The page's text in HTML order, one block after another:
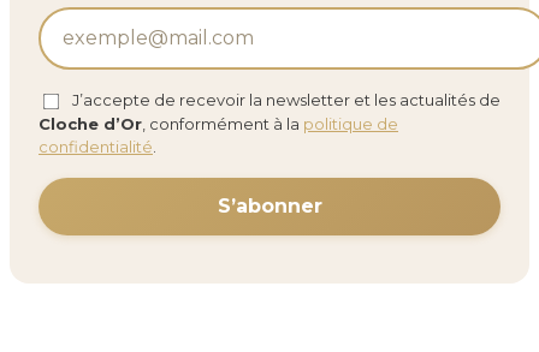
J’accepte de recevoir la newsletter et les actualités de
Cloche d’Or , conformément à la politique de
confidentialité